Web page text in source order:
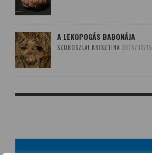
A LEKOPOGÁS BABONÁJA
SZOBOSZLAI KRISZTINA 2018/03/15